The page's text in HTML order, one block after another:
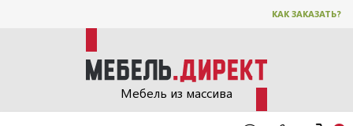
КАК ЗАКАЗАТЬ?
Мебель из массива